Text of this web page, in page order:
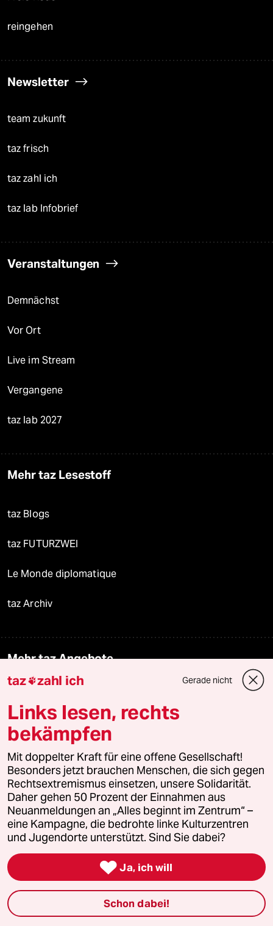
reingehen
Newsletter
team zukunft
taz frisch
taz zahl ich
taz lab Infobrief
Veranstaltungen
Demnächst
Vor Ort
Live im Stream
Vergangene
taz lab 2027
Mehr taz Lesestoff
taz Blogs
taz FUTURZWEI
Le Monde diplomatique
taz Archiv
Mehr taz Angebote
Kantine
Shop
Anzeigen
Fragen & Hilfe
Feedback
Aboservice
taz zahl ich Gerade nicht
Links lesen, rechts
bekämpfen
Mit doppelter Kraft für eine offene Gesellschaft!
Besonders jetzt brauchen Menschen, die sich gegen
Rechtsextremismus einsetzen, unsere Solidarität.
Daher gehen 50 Prozent der Einnahmen aus
Neuanmeldungen an „Alles beginnt im Zentrum“ –
eine Kampagne, die bedrohte linke Kulturzentren
und Jugendorte unterstützt. Sind Sie dabei?
 Ja, ich will
Schon dabei!